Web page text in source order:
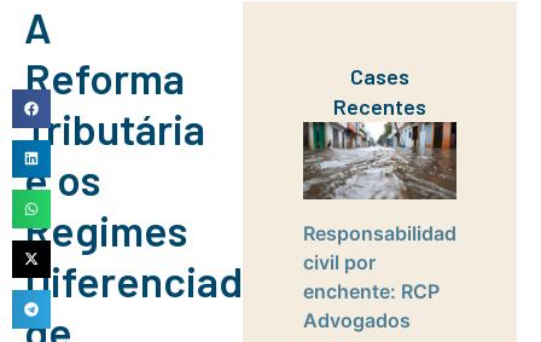
A
Reforma
Tributária
e os
Regimes
Diferenciados
de
Cases
Recentes
Responsabilidade
civil por
enchente: RCP
Advogados